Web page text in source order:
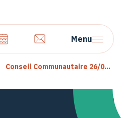
Menu
Conseil Communautaire 26/01/26